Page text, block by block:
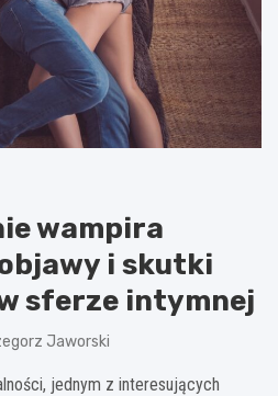
wampira
i skutki
sferze intymnej
Jaworski
jednym z interesujących